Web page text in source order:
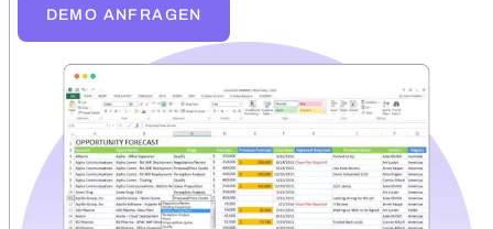
DEMO ANFRAGEN